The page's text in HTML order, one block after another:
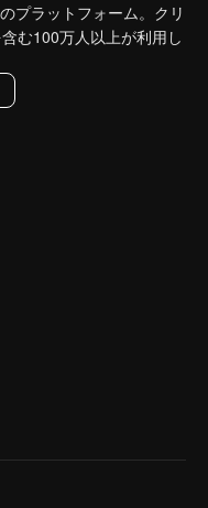
プラットフォーム。クリ
む100万人以上が利用し